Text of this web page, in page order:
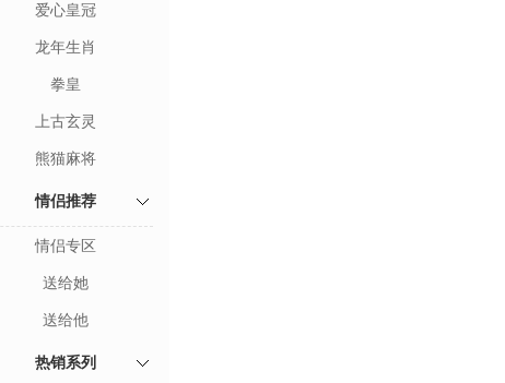
爱心皇冠
龙年生肖
拳皇
上古玄灵
熊猫麻将
情侣推荐
情侣专区
送给她
送给他
热销系列